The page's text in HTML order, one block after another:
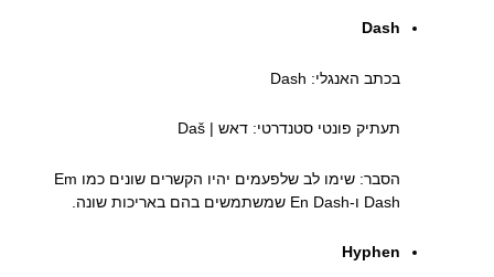
Dash
בכתב האנגלי: Dash
תעתיק פונטי סטנדרטי: דאש | Daš
הסבר: שימו לב שלפעמים יהיו הקשרים שונים כמו Em
Dash ו-En Dash שמשתמשים בהם באריכות שונה.
Hyphen